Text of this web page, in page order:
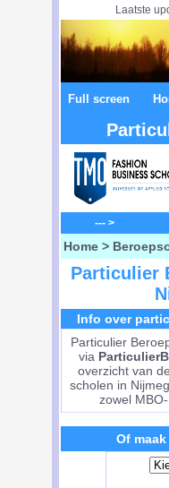
Laatste
Full screen
---
Home >
Particulier
Info over
Particulier
via
overzicht van
scholen in
zowel
Of